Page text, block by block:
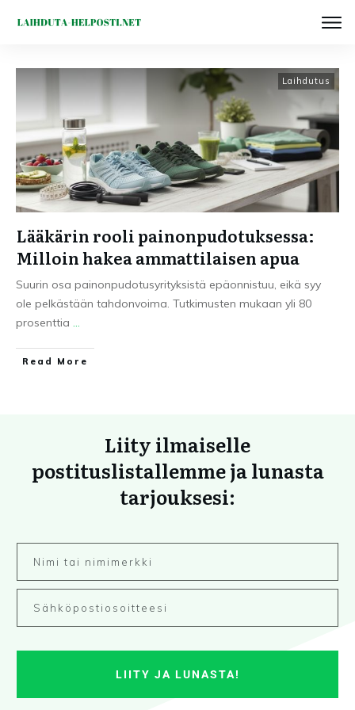
Laihdutus
Lääkärin rooli painonpudotuksessa:
Milloin hakea ammattilaisen apua
Suurin osa painonpudotusyrityksistä epäonnistuu, eikä syy
ole pelkästään tahdonvoima. Tutkimusten mukaan yli 80
prosenttia ...
Read More
Liity ilmaiselle
postituslistallemme ja lunasta
tarjouksesi:
LIITY JA LUNASTA!